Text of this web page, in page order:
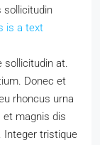
sollicitudin
is a text
sollicitudin at.
Donec et
rhoncus urna
et magnis dis
Integer tristique